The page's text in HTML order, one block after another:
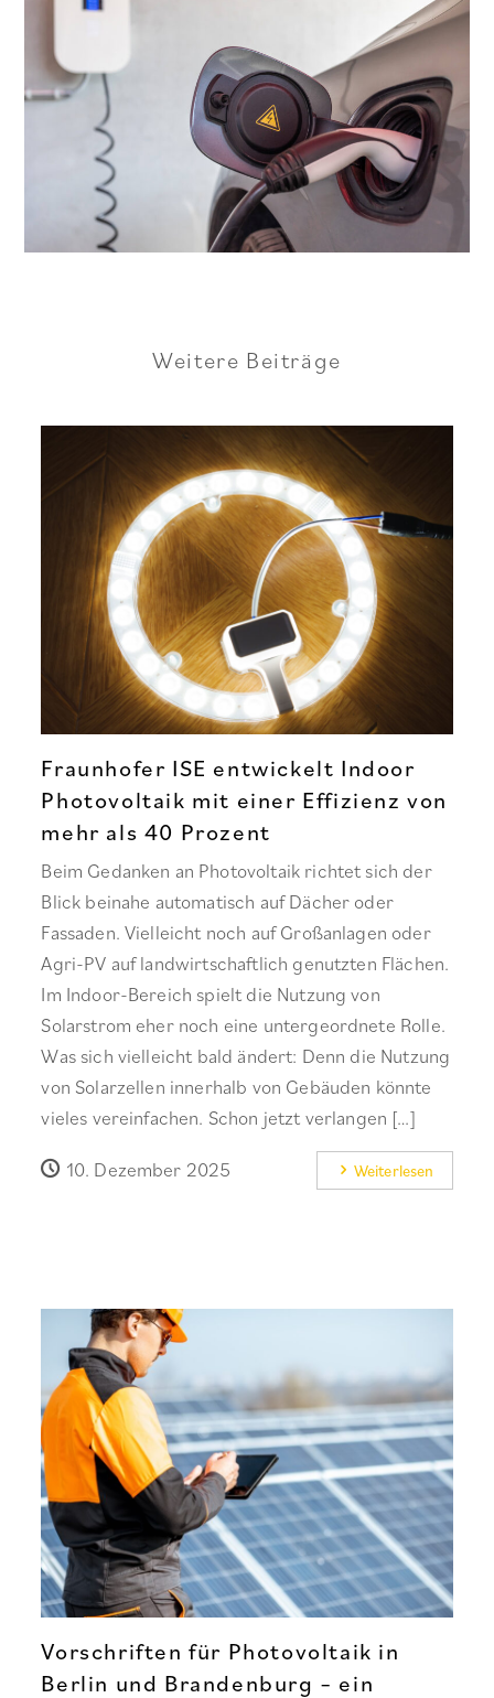
Weitere Beiträge
Fraunhofer ISE entwickelt Indoor
Photovoltaik mit einer Effizienz von
mehr als 40 Prozent
Beim Gedanken an Photovoltaik richtet sich der
Blick beinahe automatisch auf Dächer oder
Fassaden. Vielleicht noch auf Großanlagen oder
Agri-PV auf landwirtschaftlich genutzten Flächen.
Im Indoor-Bereich spielt die Nutzung von
Solarstrom eher noch eine untergeordnete Rolle.
Was sich vielleicht bald ändert: Denn die Nutzung
von Solarzellen innerhalb von Gebäuden könnte
vieles vereinfachen. Schon jetzt verlangen […]
10. Dezember 2025 Weiterlesen
Vorschriften für Photovoltaik in
Berlin und Brandenburg – ein